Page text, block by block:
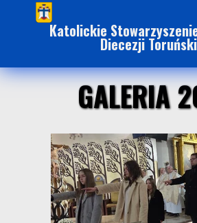
Katolickie
Diecezji
GALERIA